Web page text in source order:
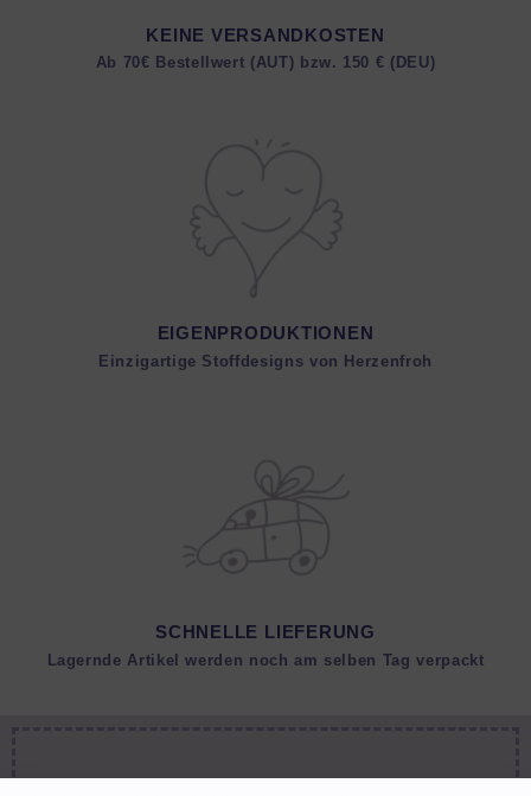
KEINE VERSANDKOSTEN
Ab 70€ Bestellwert (AUT) bzw. 150 € (DEU)
EIGENPRODUKTIONEN
Einzigartige Stoffdesigns von Herzenfroh
SCHNELLE LIEFERUNG
Lagernde Artikel werden noch am selben Tag verpackt